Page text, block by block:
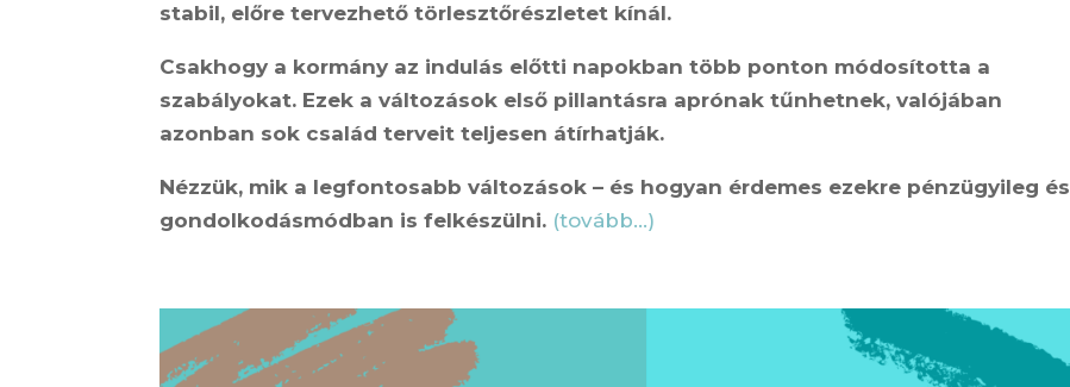
stabil, előre tervezhető törlesztőrészletet kínál.
Csakhogy a kormány az indulás előtti napokban több ponton módosította a
szabályokat. Ezek a változások első pillantásra aprónak tűnhetnek, valójában
azonban sok család terveit teljesen átírhatják.
Nézzük, mik a legfontosabb változások – és hogyan érdemes ezekre pénzügyileg és
gondolkodásmódban is felkészülni. (tovább…)